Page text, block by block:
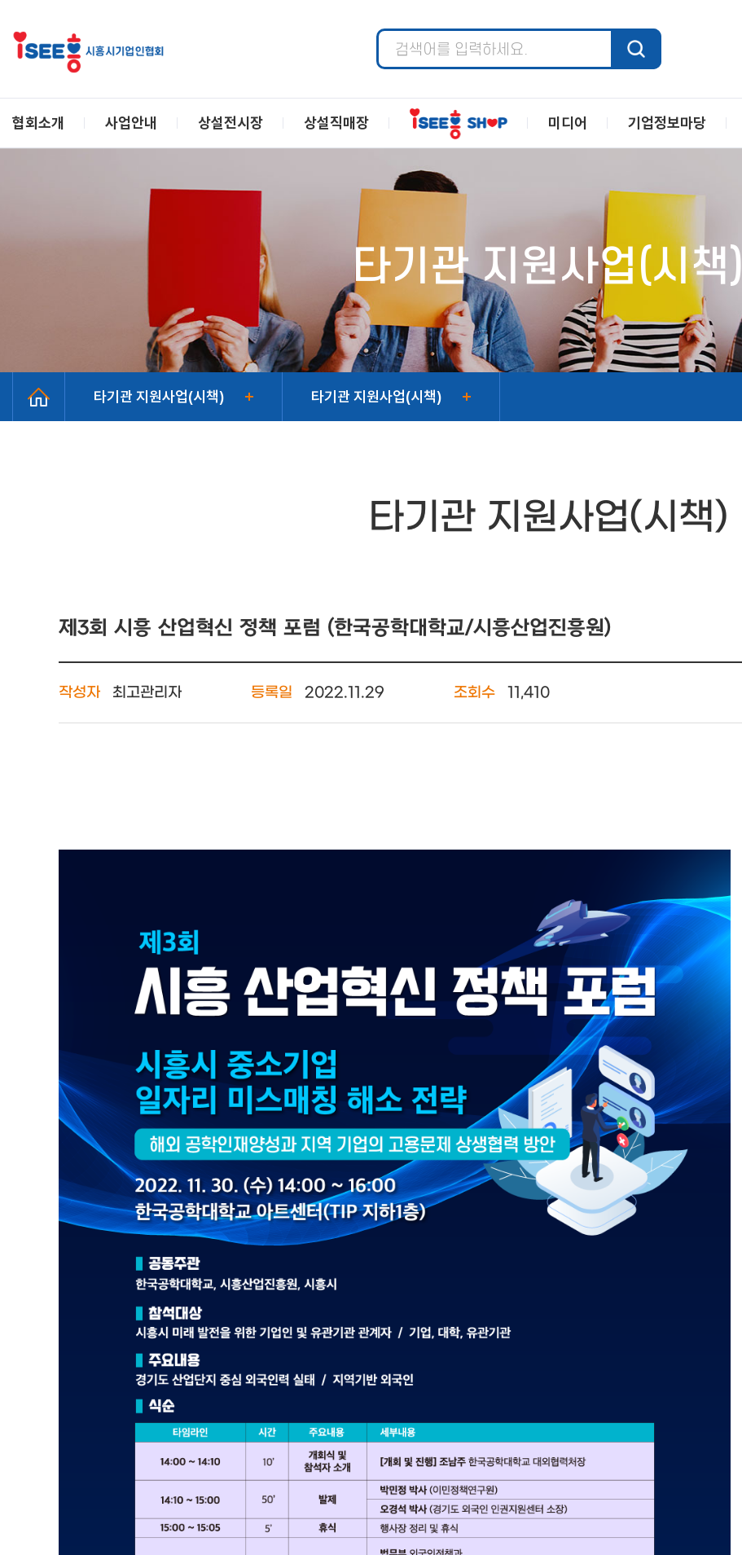
협회소개 사업안내 상설전시장 상설직매장 미디어 기업정보마당
타기관 지원사업(시책)
타기관 지원사업(시책) 타기관 지원사업(시책)
타기관 지원사업(시책)
제3회 시흥 산업혁신 정책 포럼 (한국공학대학교/시흥산업진흥원)
작성자 최고관리자 등록일 2022.11.29 조회수 11,410